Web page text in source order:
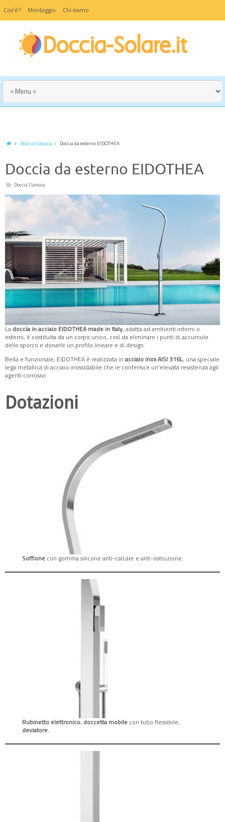
Cos’è? Montaggio Chi siamo
Doccia Classica Doccia da esterno EIDOTHEA
Doccia da esterno EIDOTHEA
Doccia Classica
La doccia in acciaio EIDOTHEA made in Italy, adatta ad ambienti interni o
esterni, è costituita da un corpo unico, così da eliminare i punti di accumulo
dello sporco e donarle un profilo lineare e di design.
Bella e funzionale, EIDOTHEA è realizzata in acciaio inoxAISI 316L, una speciale
lega metallica di acciaio inossidabile che le conferisce un’elevata resistenza agli
agenti corrosivi.
Dotazioni
Soffione con gomma silicone anti-calcare e anti-ostruzione.
Rubinetto elettronico, doccetta mobile con tubo flessibile,
deviatore.